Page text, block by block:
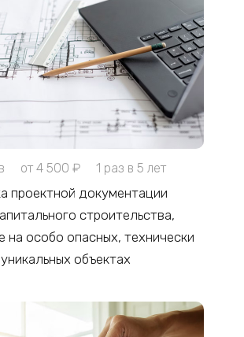
от 4 500 ₽ 1 раз в 5 лет
проектной документации
строительства,
на особо опасных, технически
объектах